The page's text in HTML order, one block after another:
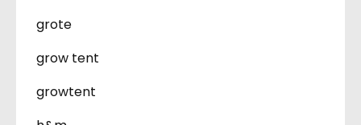
grote
grow tent
growtent